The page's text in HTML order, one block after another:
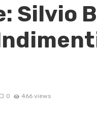
Silvio
0 466 views